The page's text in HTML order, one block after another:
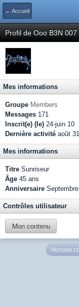
← Accueil
Profil de Ooo B3N 007
Mes informations
Groupe Members
Messages 171
Inscrit(e) (le) 24-juin 10
Dernière activité août
Mes informations
Titre Sunriseur
Âge 45 ans
Anniversaire
Contrôles utilisateur
Mon contenu
Version